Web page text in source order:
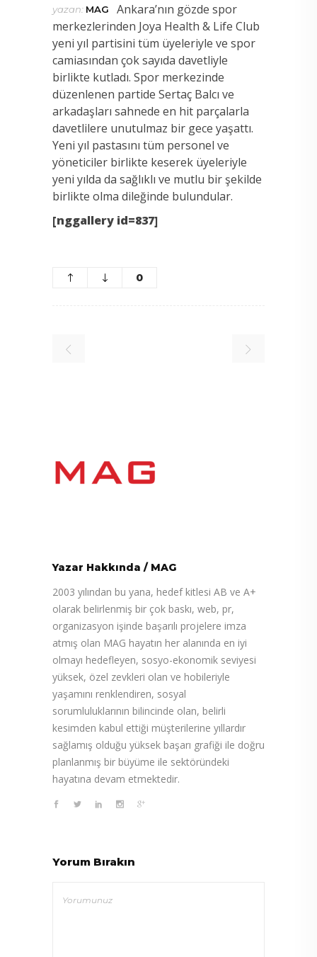
yazan: MAG
Ankara’nın gözde spor
merkezlerinden Joya Health & Life Club
yeni yıl partisini tüm üyeleriyle ve spor
camiasından çok sayıda davetliyle
birlikte kutladı. Spor merkezinde
düzenlenen partide Sertaç Balcı ve
arkadaşları sahnede en hit parçalarla
davetlilere unutulmaz bir gece yaşattı.
Yeni yıl pastasını tüm personel ve
yöneticiler birlikte keserek üyeleriyle
yeni yılda da sağlıklı ve mutlu bir şekilde
birlikte olma dileğinde bulundular.
[nggallery id=837]
0
Yazar Hakkında / MAG
2003 yılından bu yana, hedef kitlesi AB ve A+
olarak belirlenmiş bir çok baskı, web, pr,
organizasyon işinde başarılı projelere imza
atmış olan MAG hayatın her alanında en iyi
olmayı hedefleyen, sosyo-ekonomik seviyesi
yüksek, özel zevkleri olan ve hobileriyle
yaşamını renklendiren, sosyal
sorumluluklarının bilincinde olan, belirli
kesimden kabul ettiği müşterilerine yıllardır
sağlamış olduğu yüksek başarı grafiği ile doğru
planlanmış bir büyüme ile sektöründeki
hayatına devam etmektedir.
Yorum Bırakın